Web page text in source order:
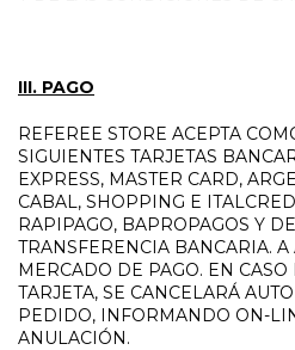
III. PAGO
REFEREE STORE ACEPTA
SIGUIENTES TARJETAS
EXPRESS, MASTER CARD,
CABAL, SHOPPING E
RAPIPAGO, BAPROPAGOS Y
TRANSFERENCIA BANCARIA.
MERCADO DE PAGO. EN
TARJETA, SE CANCELARÁ
PEDIDO, INFORMANDO ON-
ANULACIÓN.